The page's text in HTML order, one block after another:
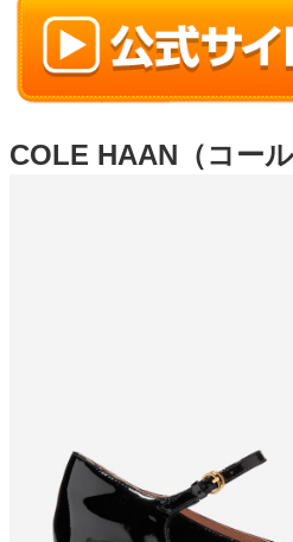
COLE HAAN（コール